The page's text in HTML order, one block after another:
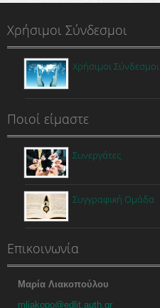
Χρήσιμοι Σύνδεσμοι
Χρήσιμοι Σύνδεσμοι
Ποιοί είμαστε
Συνεργάτες
Συγγραφική Ομάδα
Επικοινωνία
Μαρία Λιακοπούλου
mliakopo@edlit.auth.gr